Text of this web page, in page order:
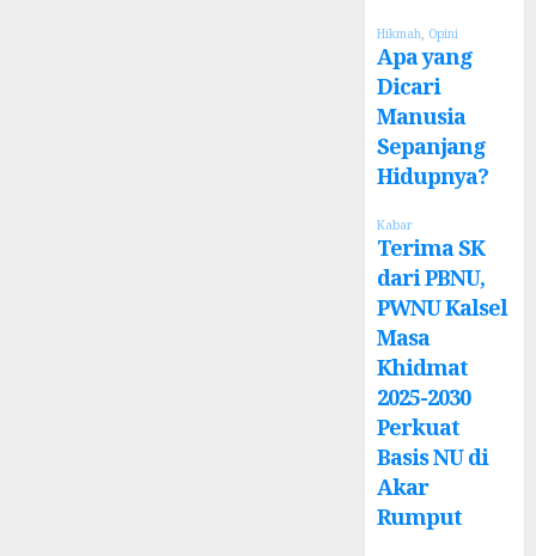
Hikmah, Opini
Apa yang
Dicari
Manusia
Sepanjang
Hidupnya?
Kabar
Terima SK
dari PBNU,
PWNU Kalsel
Masa
Khidmat
2025-2030
Perkuat
Basis NU di
Akar
Rumput